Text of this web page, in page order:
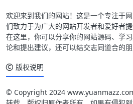
欢迎来到我们的网站！这是一个专注于
们致力于为广大的网站开发者和爱好者
在这里，你可以分享你的网站源码、学
论和提出建议，还可以结交志同道合的朋
版权说明
© Copyright 2024